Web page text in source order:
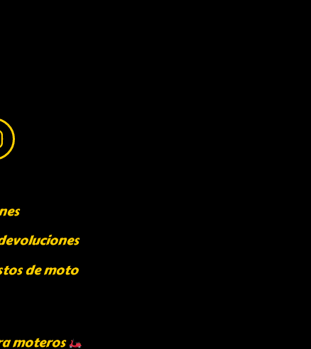
de moto
moteros